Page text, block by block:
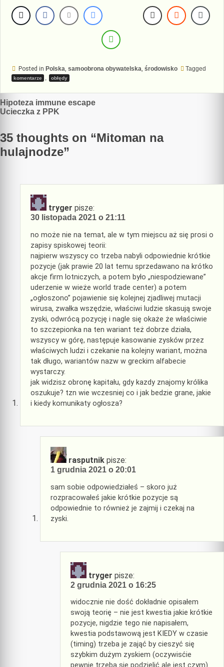
Posted in Polska samoobrona obywatelska środowisko Tagged
komentarze obłędy
Nawigacja
wpisu
Hipoteza immune escape
Ucieczka z PPK
35 thoughts on “Mitoman na
hulajnodze”
tryger pisze:
30 listopada 2021 o 21:11
no może nie na temat, ale w tym miejscu aż się prosi o
zapisy spiskowej teorii:
najpierw wszyscy co trzeba nabyli odpowiednie krótkie
pozycje (jak prawie 20 lat temu sprzedawano na krótko
akcje firm lotniczych, a potem było „niespodziewane”
uderzenie w wieże world trade center) a potem
„ogłoszono” pojawienie się kolejnej zjadliwej mutacji
wirusa, zwałka wszędzie, właściwi ludzie skasują swoje
zyski, odwrócą pozycję i nagle się okaże że właściwie
to szczepionka na ten wariant też dobrze działa,
wszyscy w górę, następuje kasowanie zysków przez
właściwych ludzi i czekanie na kolejny wariant, można
tak długo, wariantów nazw w greckim alfabecie
wystarczy.
jak widzisz obronę kapitału, gdy kazdy znajomy królika
oszukuje? tzn wie wczesniej co i jak bedzie grane, jakie
i kiedy komunikaty ogłosza?
rasputnik pisze:
1 grudnia 2021 o 20:01
sam sobie odpowiedziałeś – skoro już
rozpracowałeś jakie krótkie pozycje są
odpowiednie to również je zajmij i czekaj na
zyski.
tryger pisze:
2 grudnia 2021 o 16:25
widocznie nie dość dokładnie opisałem
swoją teorię – nie jest kwestia jakie krótkie
pozycje, nigdzie tego nie napisałem,
kwestia podstawową jest KIEDY w czasie
(timing) trzeba je zająć by cieszyć się
szybkim dużym zyskiem (oczywisćie